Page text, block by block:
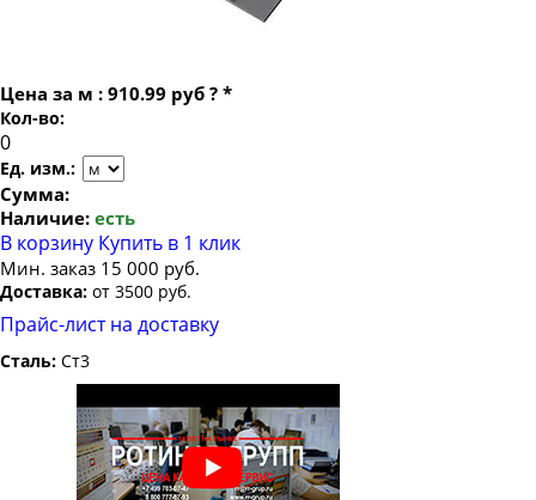
Уголок стальной равнополочный 200х200
Цена за м : 910.99 руб ? *
Кол-во:
Ед. изм.:
Сумма:
Наличие: есть
В корзину Купить в 1 клик
Мин. заказ 15 000 руб.
Доставка: от 3500 руб.
Прайс-лист на доставку
Сталь: Ст3